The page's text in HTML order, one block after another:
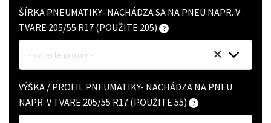
ŠÍRKA PNEUMATIKY- NACHÁDZA SA NA PNEU NAPR. V
TVARE 205/55 R17 (POUŽITE 205)
- vyberte prosím -
VÝŠKA / PROFIL PNEUMATIKY- NACHÁDZA NA PNEU
NAPR. V TVARE 205/55 R17 (POUŽITE 55)